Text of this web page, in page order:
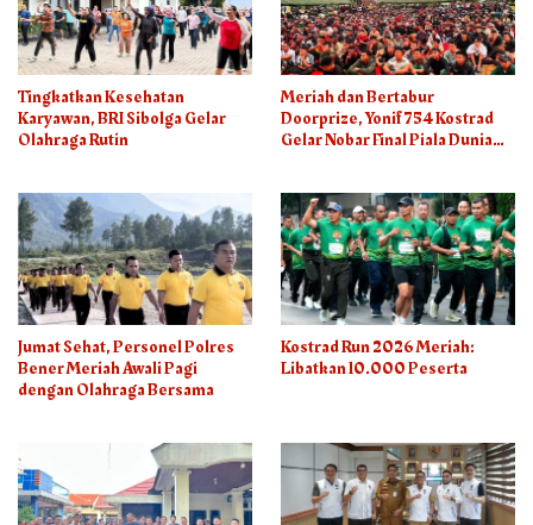
Tingkatkan Kesehatan
Karyawan, BRI Sibolga Gelar
Olahraga Rutin
Meriah dan Bertabur
Doorprize, Yonif 754 Kostrad
Gelar Nobar Final Piala Dunia
Jumat Sehat, Personel Polres
Bener Meriah Awali Pagi
dengan Olahraga Bersama
Kostrad Run 2026 Meriah:
Libatkan 10.000 Peserta